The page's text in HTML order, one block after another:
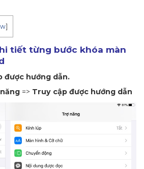
]
tiết từng bước khóa màn
được hướng dẫn.
=> Truy cập được hướng dẫn